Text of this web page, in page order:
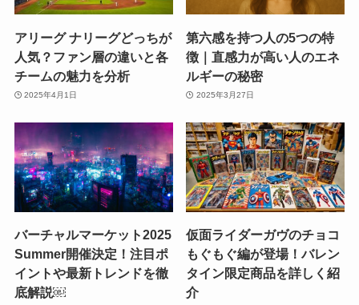
アリーグ ナリーグどっちが
人気？ファン層の違いと各
チームの魅力を分析
2025年4月1日
第六感を持つ人の5つの特
徴｜直感力が高い人のエネ
ルギーの秘密
2025年3月27日
バーチャルマーケット2025
Summer開催決定！注目ポ
イントや最新トレンドを徹
底解説￼
仮面ライダーガヴのチョコ
もぐもぐ編が登場！バレン
タイン限定商品を詳しく紹
介